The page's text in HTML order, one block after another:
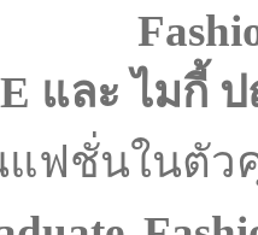
และ ไมกี้
นแฟชั่นใน